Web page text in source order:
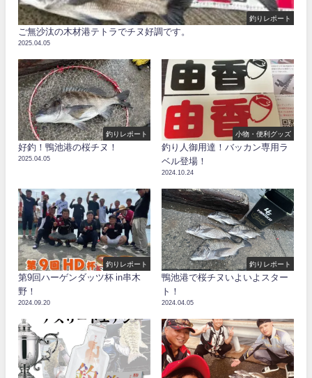
釣りレポート
ご無沙汰の木材港テトラでチヌ好調です。
2025.04.05
釣りレポート
好釣！鴨池港の桜チヌ！
2025.04.05
小物・便利グッズ
釣り人御用達！バッカン専用ラ
ベル登場！
2024.10.24
釣りレポート
第9回ハーゲンダッツ杯 in串木
野！
2024.09.20
釣りレポート
鴨池港で桜チヌいよいよスター
ト！
2024.04.05